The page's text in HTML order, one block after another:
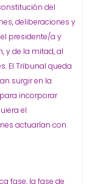
del
deliberaciones y
presidente/a y
y de la mitad, al
El Tribunal queda
surgir en la
incorporar
el
actuarían con
fase, la fase de